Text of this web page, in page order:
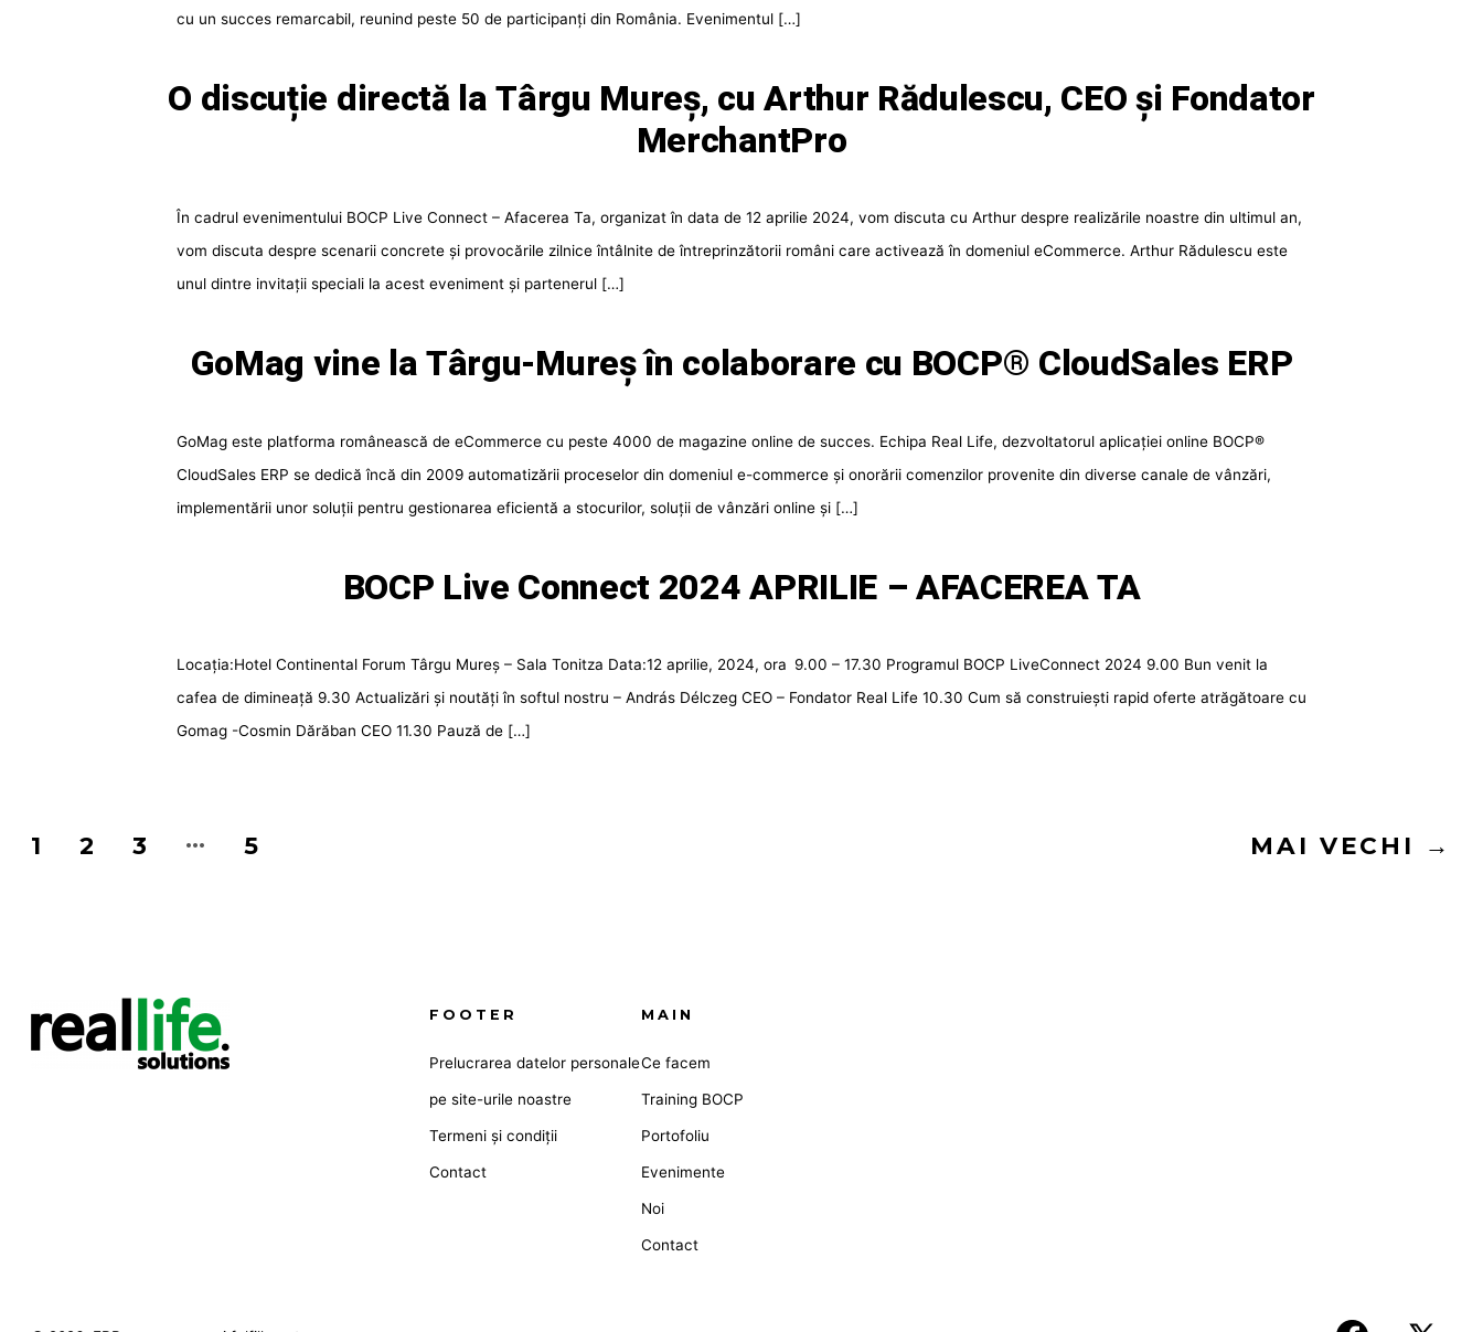
cu un succes remarcabil, reunind peste 50 de participanți din România. Evenimentul […]
O discuție directă la Târgu Mureș, cu Arthur Rădulescu, CEO și Fondator
MerchantPro
În cadrul evenimentului BOCP Live Connect – Afacerea Ta, organizat în data de 12 aprilie 2024, vom discuta cu Arthur despre realizările noastre din ultimul an,
vom discuta despre scenarii concrete și provocările zilnice întâlnite de întreprinzătorii români care activează în domeniul eCommerce. Arthur Rădulescu este
unul dintre invitații speciali la acest eveniment și partenerul […]
GoMag vine la Târgu-Mureș în colaborare cu BOCP® CloudSales ERP
GoMag este platforma românească de eCommerce cu peste 4000 de magazine online de succes. Echipa Real Life, dezvoltatorul aplicației online BOCP®
CloudSales ERP se dedică încă din 2009 automatizării proceselor din domeniul e-commerce și onorării comenzilor provenite din diverse canale de vânzări,
implementării unor soluții pentru gestionarea eficientă a stocurilor, soluții de vânzări online și […]
BOCP Live Connect 2024 APRILIE – AFACEREA TA
Locația:Hotel Continental Forum Târgu Mureș – Sala Tonitza Data:12 aprilie, 2024, ora 9.00 – 17.30 Programul BOCP LiveConnect 2024 9.00 Bun venit la
cafea de dimineață 9.30 Actualizări și noutăți în softul nostru – András Délczeg CEO – Fondator Real Life 10.30 Cum să construiești rapid oferte atrăgătoare cu
Gomag -Cosmin Dărăban CEO 11.30 Pauză de […]
Paginație
1 2 3 … 5 MAI VECHI →
FOOTER
Prelucrarea datelor personale
pe site-urile noastre
Termeni și condiții
Contact
MAIN
Ce facem
Training BOCP
Portofoliu
Evenimente
Noi
Contact